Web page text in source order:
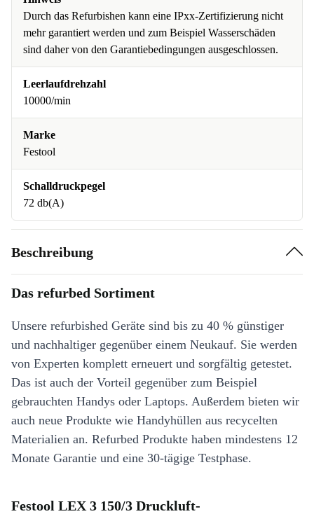
Durch das Refurbishen kann eine IPxx-Zertifizierung nicht
mehr garantiert werden und zum Beispiel Wasserschäden
sind daher von den Garantiebedingungen ausgeschlossen.
Leerlaufdrehzahl
10000/min
Marke
Festool
Schalldruckpegel
72 db(A)
Beschreibung
Das refurbed Sortiment
Unsere refurbished Geräte sind bis zu 40 % günstiger
und nachhaltiger gegenüber einem Neukauf. Sie werden
von Experten komplett erneuert und sorgfältig getestet.
Das ist auch der Vorteil gegenüber zum Beispiel
gebrauchten Handys oder Laptops. Außerdem bieten wir
auch neue Produkte wie Handyhüllen aus recycelten
Materialien an. Refurbed Produkte haben mindestens 12
Monate Garantie und eine 30-tägige Testphase.
Festool LEX 3 150/3 Druckluft-